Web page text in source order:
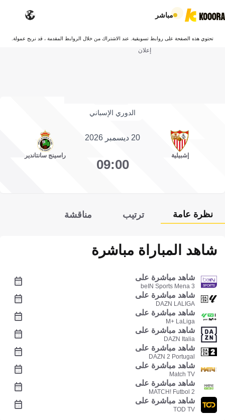
مباشر
تحتوي هذه الصفحة على روابط تسويقية. عند الاشتراك من خلال الروابط المقدمة ، قد نربح عمولة.
إعلان
الدوري الإسباني
إشبيلية
20 ديسمبر 2026
09:00
راسينج سانتاندير
نظرة عامة ترتيب مناقشة
شاهد المباراة مباشرة
شاهد مباشرة على
beIN Sports Mena 3
شاهد مباشرة على
DAZN LALIGA
شاهد مباشرة على
M+ LaLiga
شاهد مباشرة على
DAZN Italia
شاهد مباشرة على
DAZN 2 Portugal
شاهد مباشرة على
Match TV
شاهد مباشرة على
MATCH! Futbol 2
شاهد مباشرة على
TOD TV